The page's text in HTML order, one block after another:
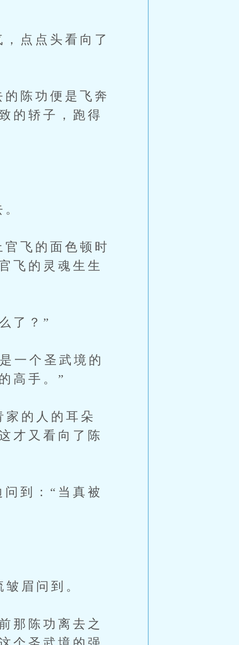
点点头看向了
陈功便是飞奔
的轿子，跑得
飞的面色顿时
飞的灵魂生生
了？”
一个圣武境的
高手。”
的人的耳朵
才又看向了陈
到：“当真被
眉问到。
那陈功离去之